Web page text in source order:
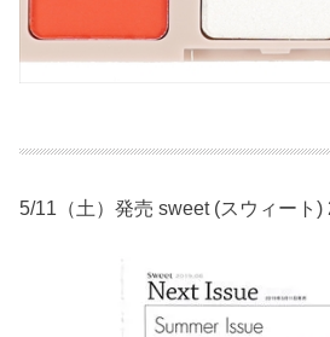
5/11（土）発売 sweet (スウィート)